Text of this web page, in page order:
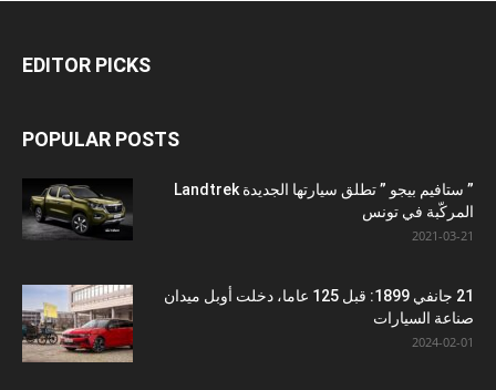
EDITOR PICKS
POPULAR POSTS
” ستافيم بيجو ” تطلق سيارتها الجديدة Landtrek
المركّبة في تونس
2021-03-21
21 جانفي 1899: قبل 125 عاما، دخلت أوبل ميدان
صناعة السيارات
2024-02-01